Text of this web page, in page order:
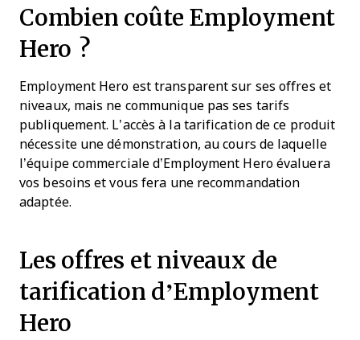
Combien coûte Employment
Hero ?
Employment Hero est transparent sur ses offres et
niveaux, mais ne communique pas ses tarifs
publiquement. L’accès à la tarification de ce produit
nécessite une démonstration, au cours de laquelle
l’équipe commerciale d’Employment Hero évaluera
vos besoins et vous fera une recommandation
adaptée.
Les offres et niveaux de
tarification d’Employment
Hero